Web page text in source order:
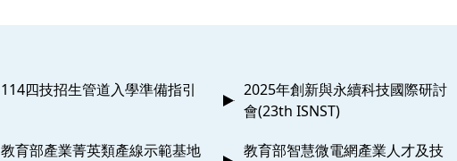
114四技招生管道入學準備指引
2025年創新與永續科技國際研討
會(23th ISNST)
教育部產業菁英類產線示範基地
教育部智慧微電網產業人才及技